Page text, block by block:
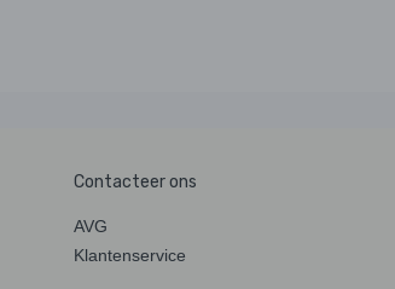
Contacteer ons
AVG
Klantenservice